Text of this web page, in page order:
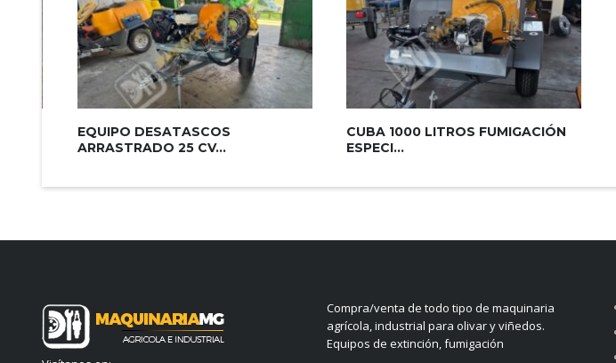
EQUIPO DESATASCOS
ARRASTRADO 25 CV...
CUBA 1000 LITROS FUMIGACIÓN
ESPECI...
Compra/venta de todo tipo de maquinaria
agrícola, industrial para olivar y viñedos.
Equipos de extinción, fumigación